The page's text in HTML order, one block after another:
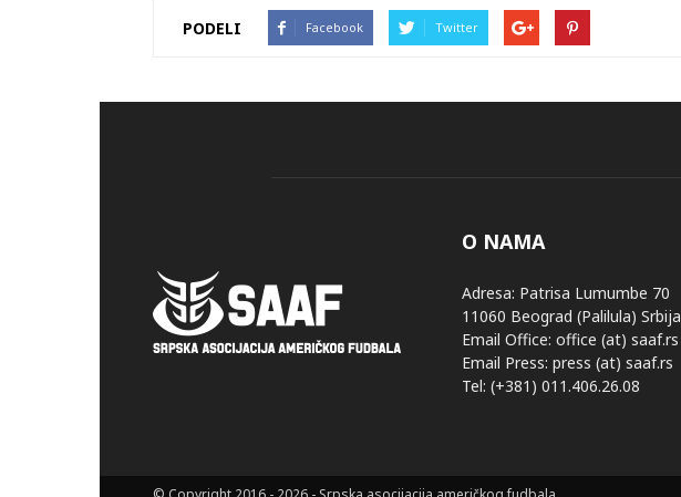
PODELI Facebook Twitter
O NAMA
Adresa: Patrisa Lumumbe 70
11060 Beograd (Palilula) Srbija
Email Office: office (at) saaf.rs
Email Press: press (at) saaf.rs
Tel: (+381) 011.406.26.08